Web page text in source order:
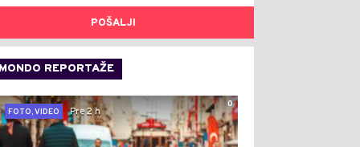
POŠALJI
MONDO REPORTAŽE
0
FOTO, VIDEO
Pre 2 h